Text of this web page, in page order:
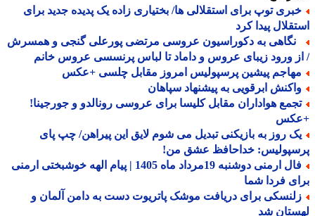
توپ برای استقلالی ها/ بختیاری زاده یک پدیده جدید برای
پیدا کرد
به دکوراسیون عروسی مرتضی پورعلی گنجی و همسرش
ورود زیبای عروس و داماد تا لباس پرنسسی عروس خانم
پیشین پرسپولیس امروز مقابل چلسی +عکس
ابرقویی به پیشنهاد سپاهان
هواداران مقابل کلیسا برای عروسی رونالدو و جورجینا!
روز به بازیکنی تبدیل می شوم لایق این پیراهن/ چپ پای
خداحافظ عشق من!
فال ارمنی دوشنبه 19مرداد ماه 1405 | پیام الهه خوشبختی ارمنی
فردا شما
برای دریافت موشک پاتریوت دست به دامن آلمان و
شد